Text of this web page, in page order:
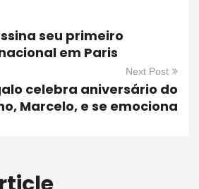
seu primeiro
em Paris
Next Post
celebra aniversário do
Marcelo, e se emociona